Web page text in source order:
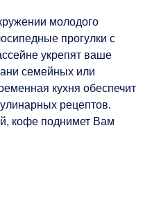
молодого
прогулки с
укрепят ваше
семейных или
кухня обеспечит
рецептов.
кофе поднимет Вам